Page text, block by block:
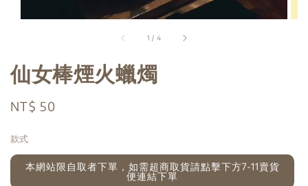
1 / 4
仙女棒煙火蠟燭
Regular
NT$ 50
款式
本網站限自取者下單，如需超商取貨請點擊下方7-11賣貨
便連結下單